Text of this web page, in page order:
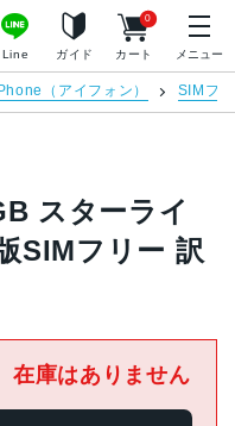
Line ガイド カート
0
メニュー
（アイフォン） SIMフ
スターライ
SIMフリー 訳
在庫はありません